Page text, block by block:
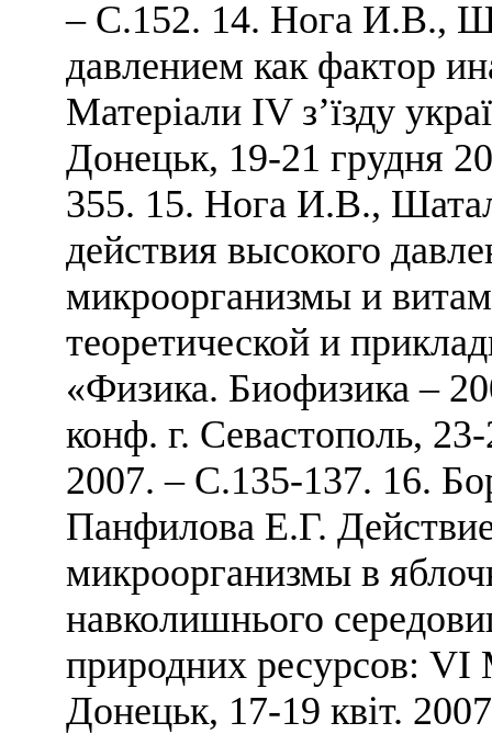
– С.152. 14. Нога И.В.,
давлением как фактор
Матеріали IV з’їзду
Донецьк, 19-21 грудня
355. 15. Нога И.В.,
действия высокого
микроорганизмы и
теоретической и
«Физика. Биофизика –
конф. г. Севастополь,
2007. – С.135-137. 16.
Панфилова Е.Г.
микроорганизмы в
навколишнього
природних ресурсов: VI
Донецьк, 17-19 квiт.